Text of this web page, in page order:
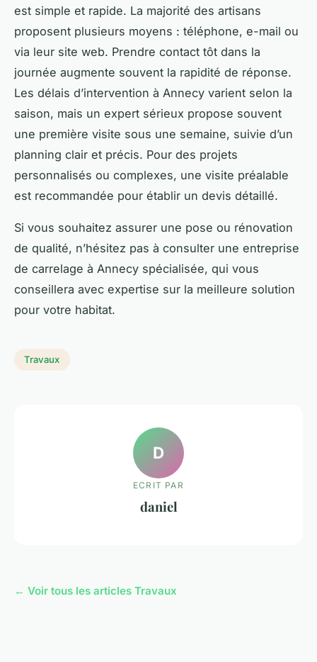
est simple et rapide. La majorité des artisans
proposent plusieurs moyens : téléphone, e-mail ou
via leur site web. Prendre contact tôt dans la
journée augmente souvent la rapidité de réponse.
Les délais d’intervention à Annecy varient selon la
saison, mais un expert sérieux propose souvent
une première visite sous une semaine, suivie d’un
planning clair et précis. Pour des projets
personnalisés ou complexes, une visite préalable
est recommandée pour établir un devis détaillé.
Si vous souhaitez assurer une pose ou rénovation
de qualité, n’hésitez pas à consulter une entreprise
de carrelage à Annecy spécialisée, qui vous
conseillera avec expertise sur la meilleure solution
pour votre habitat.
Travaux
D
ECRIT PAR
daniel
← Voir tous les articles Travaux